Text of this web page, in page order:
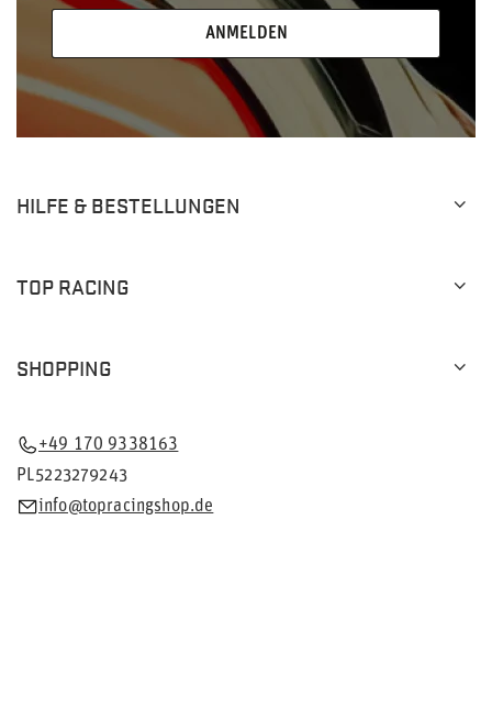
ANMELDEN
HILFE & BESTELLUNGEN
TOP RACING
SHOPPING
+49 170 9338163
PL5223279243
info@topracingshop.de